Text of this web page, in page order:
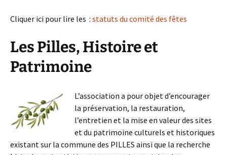
Cliquer ici pour lire les : statuts du comité des fêtes
Les Pilles, Histoire et
Patrimoine
L’association a pour objet d’encourager
la préservation, la restauration,
l’entretien et la mise en valeur des sites
et du patrimoine culturels et historiques
existant sur la commune des PILLES ainsi que la recherche